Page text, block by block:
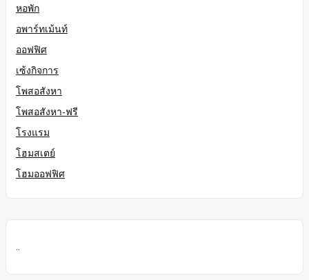
หอพัก
อพาร์ทเม้นท์
ออฟฟิศ
เซ้งกิจการ
โพสอสังหา
โพสอสังหา-ฟรี
โรงแรม
โฮมสเตย์
โฮมออฟฟิศ
..